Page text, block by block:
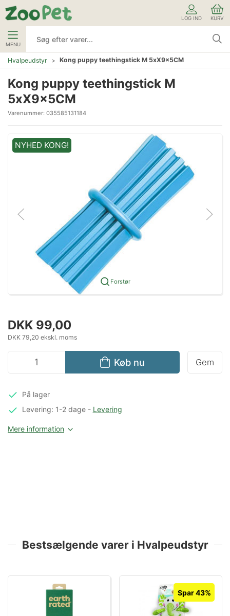
LOG IND KURV
MENU
Hvalpeudstyr Kong puppy teethingstick M 5xX9x5CM
Kong puppy teethingstick M
5xX9x5CM
Varenummer: 035585131184
NYHED KONG!
Forstør
DKK 99,00
DKK 79,20 ekskl. moms
Køb nu Gem
På lager
Levering: 1-2 dage- Levering
Mere information
Bestsælgende varer i Hvalpeudstyr
Spar 43%